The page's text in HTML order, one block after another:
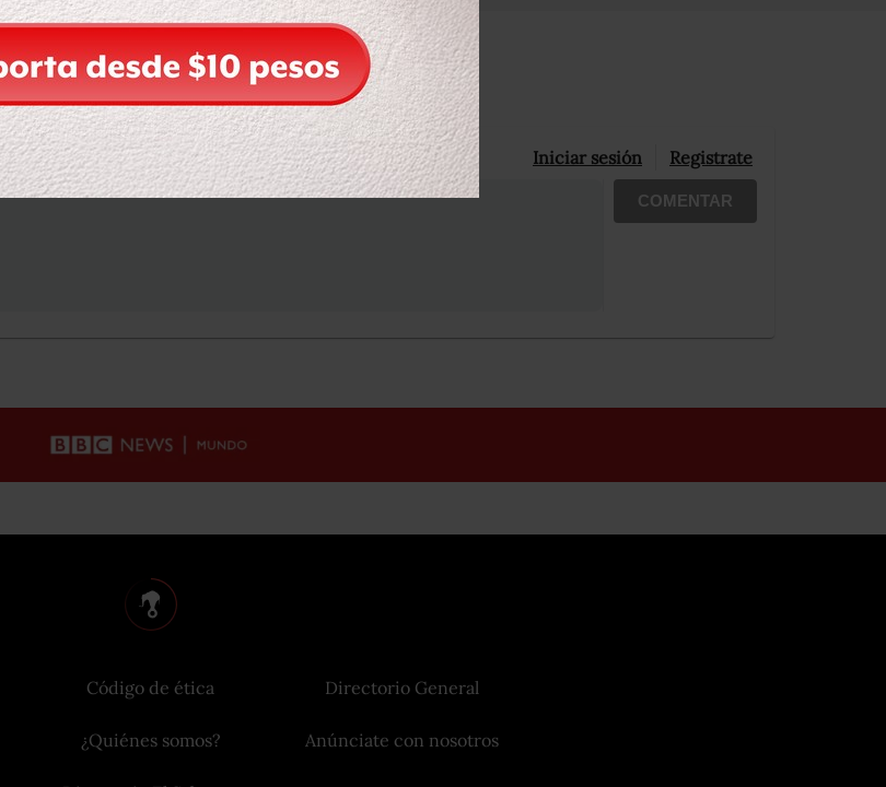
OCULTAR COMENTARIOS
Iniciar sesión Registrate
COMENTAR
Código de ética
¿Quiénes somos?
Directorio General
Anúnciate con nosotros